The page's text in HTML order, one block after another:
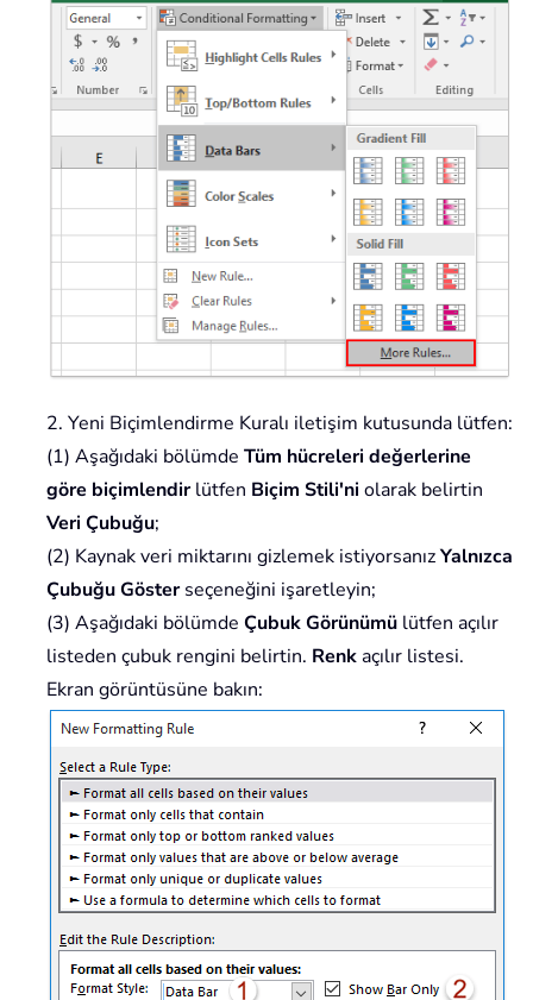
2. Yeni Biçimlendirme Kuralı iletişim kutusunda lütfen:
(1) Aşağıdaki bölümde Tüm hücreleri değerlerine
göre biçimlendirlütfen Biçim Stili'ni olarak belirtin
Veri Çubuğu;
(2) Kaynak veri miktarını gizlemek istiyorsanızYalnızca
Çubuğu Gösterseçeneğini işaretleyin;
(3) Aşağıdaki bölümde Çubuk Görünümü lütfen açılır
listeden çubuk rengini belirtin. Renkaçılır listesi.
Ekran görüntüsüne bakın: